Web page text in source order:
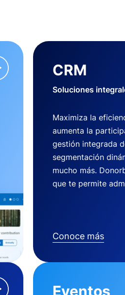
CRM
Soluciones
Maximiza la
aumenta la
gestión integrada
segmentación
mucho más.
que te permite
Conoce más
Eventos